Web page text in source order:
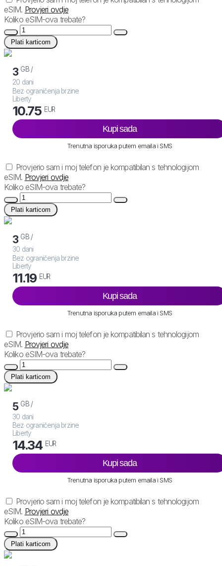
eSIM. Provjeri ovdje
Koliko eSIM-ova trebate?
Plati karticom
3 GB /
20 dani
Bez ograničenja brzine
Liberty
10.75 EUR
Kupi sada
Trenutna isporuka putem emaila i SMS
Provjerio sam i moj telefon je kompatibilan s tehnologijom
eSIM. Provjeri ovdje
Koliko eSIM-ova trebate?
Plati karticom
3 GB /
30 dani
Bez ograničenja brzine
Liberty
11.19 EUR
Kupi sada
Trenutna isporuka putem emaila i SMS
Provjerio sam i moj telefon je kompatibilan s tehnologijom
eSIM. Provjeri ovdje
Koliko eSIM-ova trebate?
Plati karticom
5 GB /
30 dani
Bez ograničenja brzine
Liberty
14.34 EUR
Kupi sada
Trenutna isporuka putem emaila i SMS
Provjerio sam i moj telefon je kompatibilan s tehnologijom
eSIM. Provjeri ovdje
Koliko eSIM-ova trebate?
Plati karticom